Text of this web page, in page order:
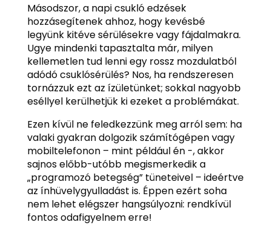
Másodszor, a napi csukló edzések
hozzásegítenek ahhoz, hogy kevésbé
legyünk kitéve sérülésekre vagy fájdalmakra.
Ugye mindenki tapasztalta már, milyen
kellemetlen tud lenni egy rossz mozdulatból
adódó csuklósérülés? Nos, ha rendszeresen
tornázzuk ezt az ízületünket; sokkal nagyobb
eséllyel kerülhetjük ki ezeket a problémákat.
Ezen kívül ne feledkezzünk meg arról sem: ha
valaki gyakran dolgozik számítógépen vagy
mobiltelefonon – mint például én -, akkor
sajnos előbb-utóbb megismerkedik a
„programozó betegség” tüneteivel – ideértve
az ínhüvelygyulladást is. Éppen ezért soha
nem lehet elégszer hangsúlyozni: rendkívül
fontos odafigyelnem erre!